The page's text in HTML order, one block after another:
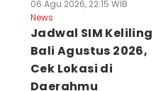
06 Agu 2026, 22:15 WIB
News
Jadwal SIM Keliling
Bali Agustus 2026,
Cek Lokasi di
Daerahmu